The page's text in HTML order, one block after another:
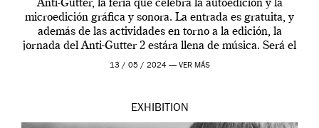
Anti-Gutter, la feria que celebra la autoedición y la
microedición gráfica y sonora. La entrada es gratuita, y
además de las actividades en torno a la edición, la
jornada del Anti-Gutter 2 estára llena de música. Será el
[…]
13 / 05 / 2024 — VER MÁS
EXHIBITION